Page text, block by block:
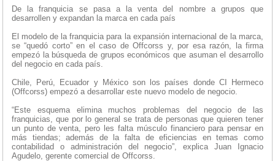
De la franquicia se pasa a la venta del nombre a grupos que
desarrollen y expandan la marca en cada país
El modelo de la franquicia para la expansión internacional de la marca,
se “quedó corto” en el caso de Offcorss y, por esa razón, la firma
empezó la búsqueda de grupos económicos que asuman el desarrollo
del negocio en cada país.
Chile, Perú, Ecuador y México son los países donde CI Hermeco
(Offcorss) empezó a desarrollar este nuevo modelo de negocio.
“Este esquema elimina muchos problemas del negocio de las
franquicias, que por lo general se trata de personas que quieren tener
un punto de venta, pero les falta músculo financiero para pensar en
más tiendas; además de la falta de eficiencias en temas como
contabilidad o administración del negocio”, explica Juan Ignacio
Agudelo, gerente comercial de Offcorss.